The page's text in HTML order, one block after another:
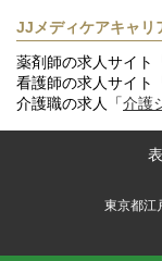
JJメディケアキャリ
薬剤師の求人サイト
看護師の求人サイト
介護職の求人「介護
東京都江